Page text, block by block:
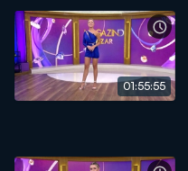
01:55:55